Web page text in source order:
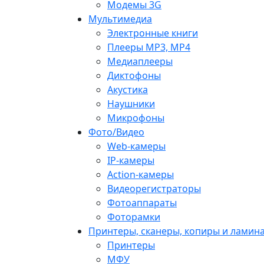
Модемы 3G
Мультимедиа
Электронные книги
Плееры MP3, MP4
Медиаплееры
Диктофоны
Акустика
Наушники
Микрофоны
Фото/Видео
Web-камеры
IP-камеры
Action-камеры
Видеорегистраторы
Фотоаппараты
Фоторамки
Принтеры, сканеры, копиры и
Принтеры
МФУ